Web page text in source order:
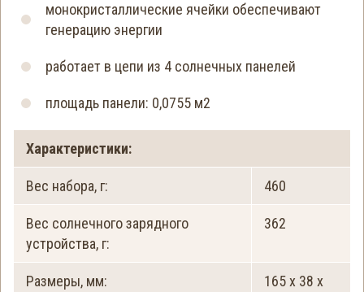
монокристаллические ячейки обеспечивают
генерацию энергии
работает в цепи из 4 солнечных панелей
площадь панели: 0,0755 м2
Характеристики:
Вес набора, г: 460
Вес солнечного зарядного
устройства, г:
362
Размеры, мм:
165 х 38 х